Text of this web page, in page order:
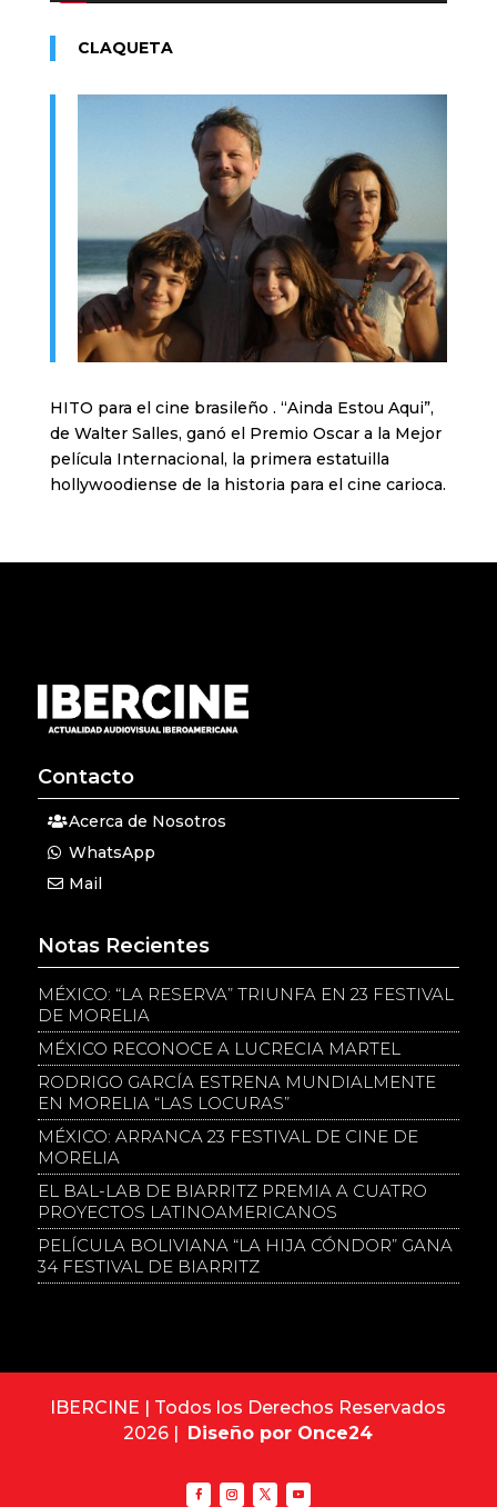
CLAQUETA
HITO para el cine brasileño . “Ainda Estou Aqui”,
de Walter Salles, ganó el Premio Oscar a la Mejor
película Internacional, la primera estatuilla
hollywoodiense de la historia para el cine carioca.
Contacto
Acerca de Nosotros
WhatsApp
Mail
Notas Recientes
MÉXICO: “LA RESERVA” TRIUNFA EN 23 FESTIVAL
DE MORELIA
MÉXICO RECONOCE A LUCRECIA MARTEL
RODRIGO GARCÍA ESTRENA MUNDIALMENTE
EN MORELIA “LAS LOCURAS”
MÉXICO: ARRANCA 23 FESTIVAL DE CINE DE
MORELIA
EL BAL-LAB DE BIARRITZ PREMIA A CUATRO
PROYECTOS LATINOAMERICANOS
PELÍCULA BOLIVIANA “LA HIJA CÓNDOR” GANA
34 FESTIVAL DE BIARRITZ
IBERCINE | Todos los Derechos Reservados
2026 | Diseño por Once24